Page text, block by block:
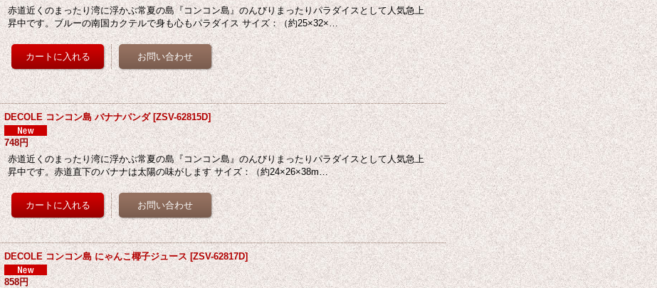
赤道近くのまったり湾に浮かぶ常夏の島『コンコン島』のんびりまったりパラダイスとして人気急上
昇中です。ブルーの南国カクテルで身も心もパラダイス サイズ：（約25×32×…
DECOLE コンコン島 バナナパンダ [ZSV-62815D]
748円
赤道近くのまったり湾に浮かぶ常夏の島『コンコン島』のんびりまったりパラダイスとして人気急上
昇中です。赤道直下のバナナは太陽の味がします サイズ：（約24×26×38m…
DECOLE コンコン島 にゃんこ椰子ジュース [ZSV-62817D]
858円